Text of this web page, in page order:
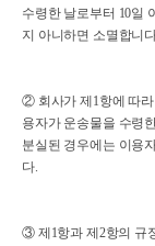
수령한 날로부터 10일
지 아니하면 소멸합니
② 회사가 제1항에 따라
용자가 운송물을 수령
분실된 경우에는 이용
다.
③ 제1항과 제2항의 규